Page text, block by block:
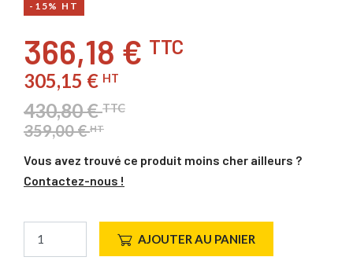
-15% HT
366,18 € TTC
305,15 € HT
430,80 €TTC
359,00 €HT
Vous avez trouvé ce produit moins cher ailleurs ?
Contactez-nous !
AJOUTER AU PANIER